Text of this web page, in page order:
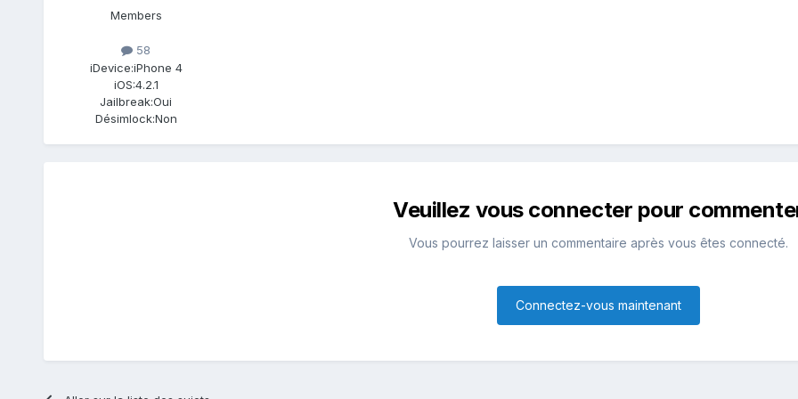
Members
58
iDevice:iPhone 4
iOS:4.2.1
Jailbreak:Oui
Désimlock:Non
Veuillez vous connecter pour
Vous pourrez laisser un commentaire après vous êtes connecté.
Connectez-vous maintenant